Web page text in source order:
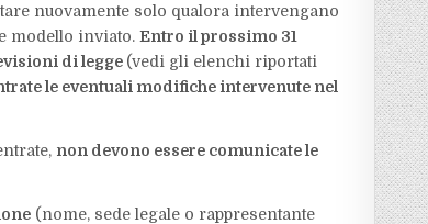
nuovamente solo qualora intervengano
modello inviato.Entro il prossimo 31
di legge (vedi gli elenchi riportati
le eventuali modifiche intervenute nel
non devono essere comunicate le
(nome, sede legale o rappresentante